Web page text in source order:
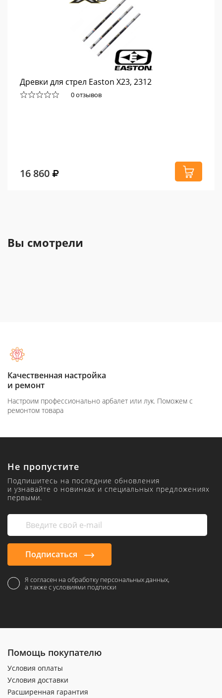
Древки для стрел Easton X23, 2312
0 отзывов
16 860
Вы смотрели
Качественная настройка
и ремонт
Настроим профессионально арбалет или лук. Поможем с
ремонтом товара
Не пропустите
Подпишитесь на последние обновления
и узнавайте о новинках и специальных предложениях
первыми.
Подписаться
Я согласен на обработку персональных данных,
а также с условиями подписки
Помощь покупателю
Условия оплаты
Условия доставки
Расширенная гарантия